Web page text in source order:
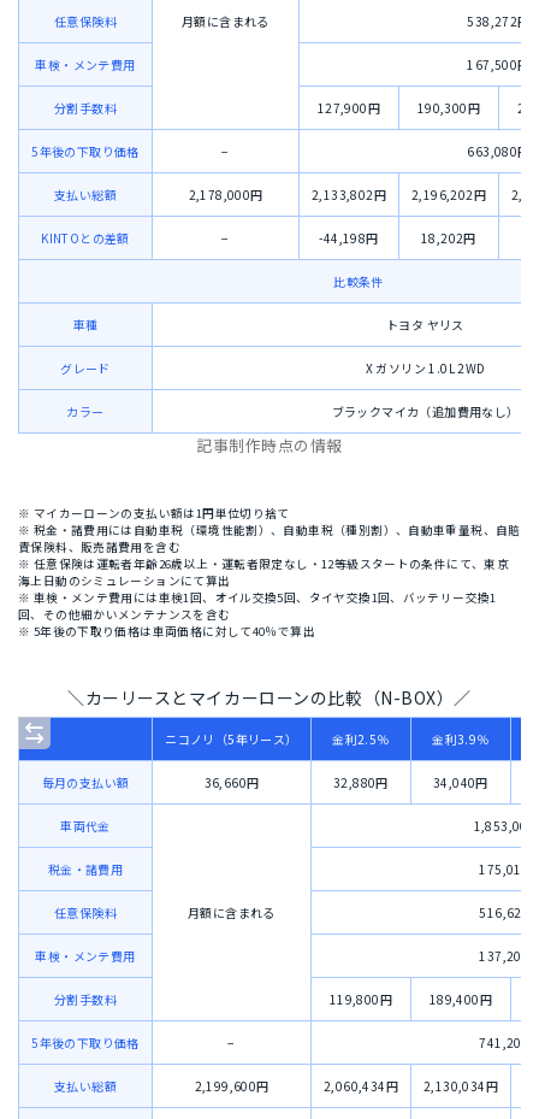
月額に含まれる
任意保険料 538,272円
車検・メンテ費用 167,500円
分割手数料 127,900円 190,300円
5年後の下取り価格 − 663,080円
支払い総額 2,178,000円 2,133,802円 2,196,202円
KINTOとの差額 − -44,198円 18,202円
比較条件
車種 トヨタ ヤリス
グレード X ガソリン 1.0L 2WD
カラー ブラックマイカ（追加費用なし）
記事制作時点の情報
※ マイカーローンの支払い額は1円単位切り捨て
※ 税金・諸費用には自動車税（環境性能割）、自動車税（種別割）、自動車重量税、自賠
責保険料、販売諸費用を含む
※ 任意保険は運転者年齢26歳以上・運転者限定なし・12等級スタートの条件にて、東京
海上日動のシミュレーションにて算出
※ 車検・メンテ費用には車検1回、オイル交換5回、タイヤ交換1回、バッテリー交換1
回、その他細かいメンテナンスを含む
※ 5年後の下取り価格は車両価格に対して40％で算出
＼カーリースとマイカーローンの比較（N-BOX）／
ニコノリ（5年リース） 金利2.5％ 金利3.9％
毎月の支払い額 36,660円 32,880円 34,040円
車両代金
月額に含まれる
1,853,000
税金・諸費用 175,010
任意保険料 516,624
車検・メンテ費用 137,200
分割手数料 119,800円 189,400円
5年後の下取り価格 − 741,200
支払い総額 2,199,600円 2,060,434円 2,130,034円